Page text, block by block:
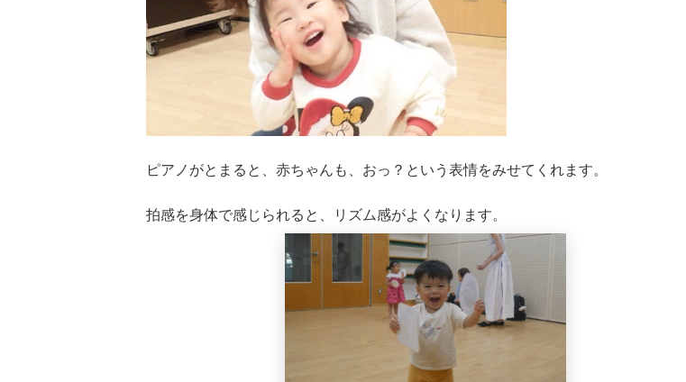
ピアノがとまると、赤ちゃんも、おっ？という表情をみせてくれます。
拍感を身体で感じられると、リズム感がよくなります。